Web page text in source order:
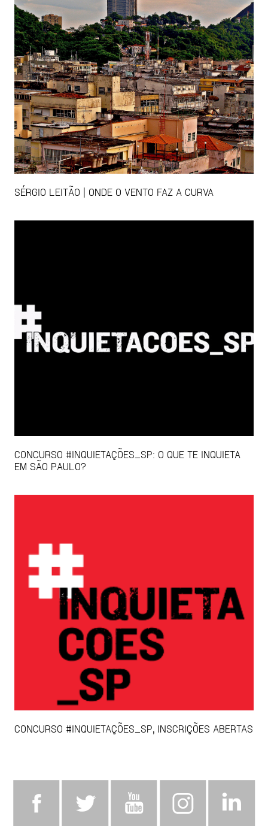
SÉRGIO LEITÃO | ONDE O VENTO FAZ A CURVA
CONCURSO #INQUIETAÇÕES_SP: O QUE TE INQUIETA
EM SÃO PAULO?
CONCURSO #INQUIETAÇÕES_SP, INSCRIÇÕES ABERTAS